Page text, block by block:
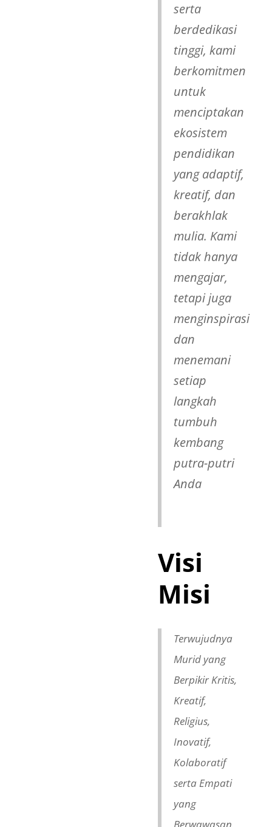
serta
berdedikasi
tinggi, kami
berkomitmen
untuk
menciptakan
ekosistem
pendidikan
yang adaptif,
kreatif, dan
berakhlak
mulia. Kami
tidak hanya
mengajar,
tetapi juga
menginspirasi
dan
menemani
setiap
langkah
tumbuh
kembang
putra-putri
Anda
Visi
Misi
Terwujudnya
Murid yang
Berpikir Kritis,
Kreatif,
Religius,
Inovatif,
Kolaboratif
serta Empati
yang